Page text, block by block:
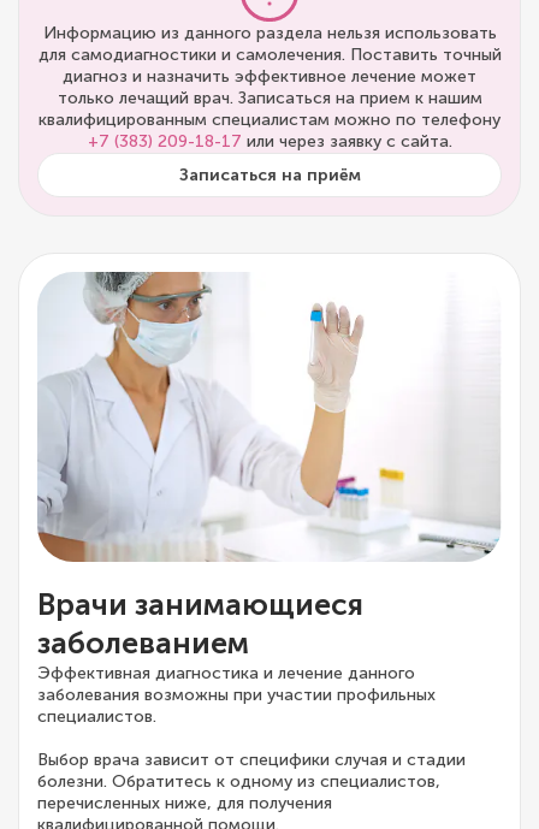
Информацию из данного раздела нельзя использовать
для самодиагностики и самолечения. Поставить точный
диагноз и назначить эффективное лечение может
только лечащий врач. Записаться на прием к нашим
квалифицированным специалистам можно по телефону
+7 (383) 209-18-17 или через заявку с сайта.
Записаться на приём
Врачи занимающиеся
заболеванием
Эффективная диагностика и лечение данного
заболевания возможны при участии профильных
специалистов.
Выбор врача зависит от специфики случая и стадии
болезни. Обратитесь к одному из специалистов,
перечисленных ниже, для получения
квалифицированной помощи.